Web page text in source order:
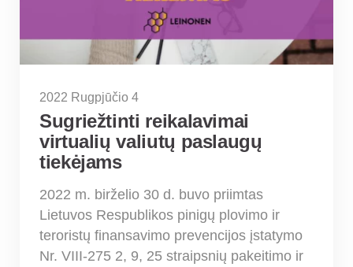
2022 Rugpjūčio 4
Sugriežtinti reikalavimai
virtualių valiutų paslaugų
tiekėjams
2022 m. birželio 30 d. buvo priimtas
Lietuvos Respublikos pinigų plovimo ir
teroristų finansavimo prevencijos įstatymo
Nr. VIII-275 2, 9, 25 straipsnių pakeitimo ir